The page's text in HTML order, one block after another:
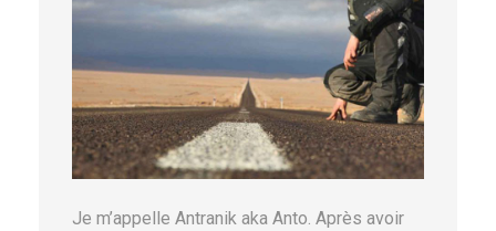
Je m’appelle Antranik aka Anto. Après avoir